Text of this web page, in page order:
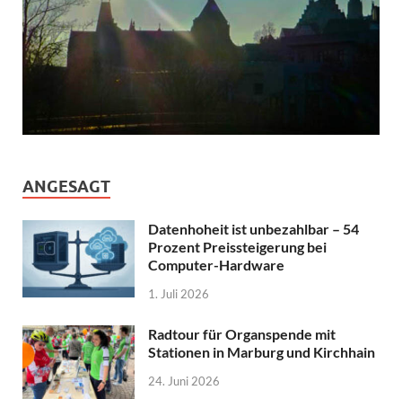
ANGESAGT
Datenhoheit ist unbezahlbar – 54
Prozent Preissteigerung bei
Computer-Hardware
1. Juli 2026
Radtour für Organspende mit
Stationen in Marburg und Kirchhain
24. Juni 2026